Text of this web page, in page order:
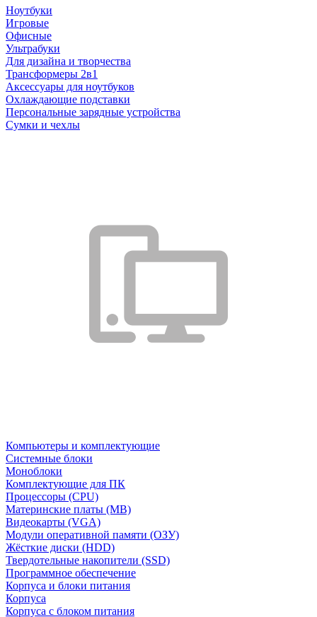
Ноутбуки
Игровые
Офисные
Ультрабуки
Для дизайна и творчества
Трансформеры 2в1
Аксессуары для ноутбуков
Охлаждающие подставки
Персональные зарядные устройства
Сумки и чехлы
Компьютеры и комплектующие
Системные блоки
Моноблоки
Комплектующие для ПК
Процессоры (CPU)
Материнские платы (MB)
Видеокарты (VGA)
Модули оперативной памяти (ОЗУ)
Жёсткие диски (HDD)
Твердотельные накопители (SSD)
Программное обеспечение
Корпуса и блоки питания
Корпуса
Корпуса с блоком питания